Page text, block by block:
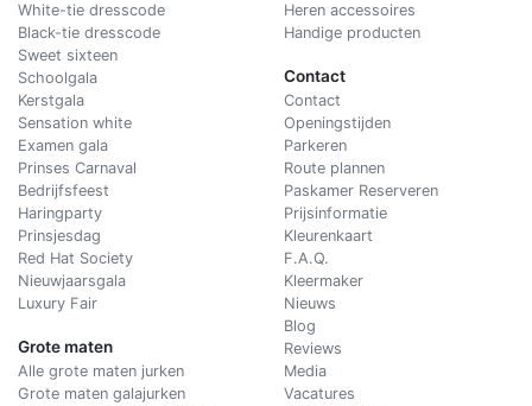
White-tie dresscode
Black-tie dresscode
Sweet sixteen
Schoolgala
Kerstgala
Sensation white
Examen gala
Prinses Carnaval
Bedrijfsfeest
Haringparty
Prinsjesdag
Red Hat Society
Nieuwjaarsgala
Luxury Fair
Grote maten
Alle grote maten jurken
Grote maten galajurken
Heren accessoires
Handige producten
Contact
Contact
Openingstijden
Parkeren
Route plannen
Paskamer Reserveren
Prijsinformatie
Kleurenkaart
F.A.Q.
Kleermaker
Nieuws
Blog
Reviews
Media
Vacatures